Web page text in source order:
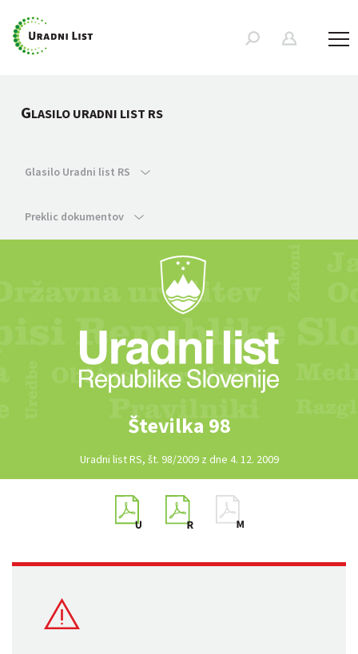
GLASILO URADNI LIST RS
Glasilo Uradni list RS
Preklic dokumentov
Številka 98
Uradni list RS, št. 98/2009 z dne 4. 12. 2009